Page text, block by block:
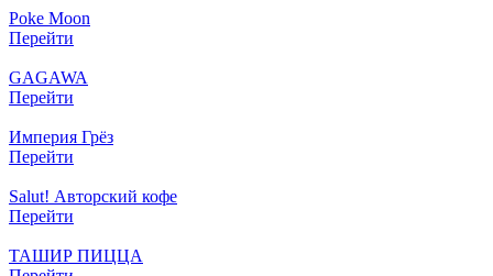
Poke Moon
Перейти
GAGAWA
Перейти
Империя Грёз
Перейти
Salut! Авторский кофе
Перейти
ТАШИР ПИЦЦА